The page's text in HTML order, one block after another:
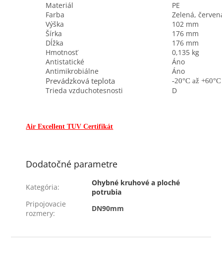
Materiál
PE
Farba
Zelená,
Výška
102 mm
Šírka
176 mm
Dĺžka
176 mm
Hmotnosť
0,135 kg
Antistatické
Áno
Antimikrobiálne
Áno
Prevádzková teplota -20°C až+60°C
Trieda vzduchotesnosti D
Air Excellent TUV Certifikát
Dodatočné parametre
Kategória:
Ohybné kruhové a ploché
potrubia
Pripojovacie
rozmery:
DN90mm